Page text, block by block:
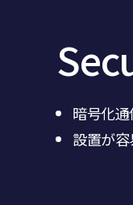
暗号化
設置が